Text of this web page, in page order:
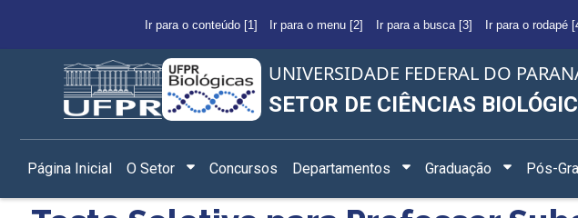
Ir para o conteúdo [1] Ir para o menu [2] Ir para a busca [3] Ir para o rodapé
UNIVERSIDADE FEDERAL DO
SETOR DE CIÊNCIAS
Página Inicial O Setor Concursos Departamentos Graduação Pós-